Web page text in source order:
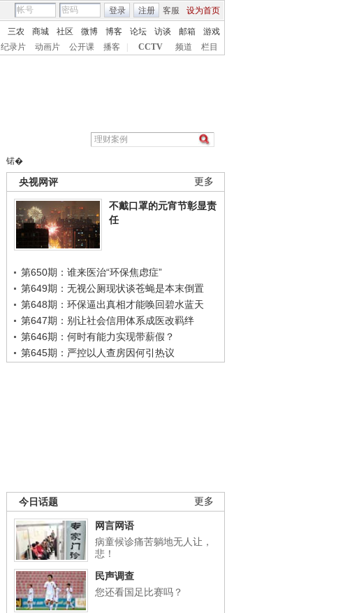
客服 设为首页
登录 注册
三农 商城 社区 微博 博客 论坛 访谈 邮箱
游戏
纪录片 动画片 公开课 播客 CCTV 频道 栏目
锘�
更多
央视网评
不戴口罩的元宵节彰显责
任
第650期：谁来医治“环保焦虑症”
第649期：无视公厕现状谈苍蝇是本末倒置
第648期：环保逼出真相才能唤回碧水蓝天
第647期：别让社会信用体系成医改羁绊
第646期：何时有能力实现带薪假？
第645期：严控以人查房因何引热议
更多
今日话题
网言网语
病童候诊痛苦躺地无人让，
悲！
民声调查
您还看国足比赛吗？